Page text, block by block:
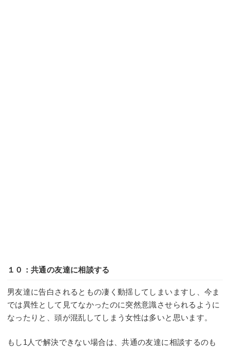
１０：共通の友達に相談する
男友達に告白されるともの凄く動揺してしまいますし、今ま
では異性として見てなかったのに突然意識させられるように
なったりと、頭が混乱してしまう女性は多いと思います。
もし1人で解決できない場合は、共通の友達に相談するのも